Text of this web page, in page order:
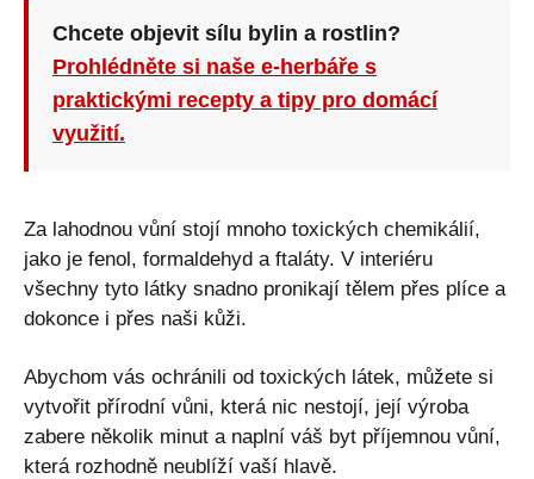
Chcete objevit sílu bylin a rostlin?
Prohlédněte si naše e-herbáře s
praktickými recepty a tipy pro domácí
využití.
Za lahodnou vůní stojí mnoho toxických chemikálií,
jako je fenol, formaldehyd a ftaláty. V interiéru
všechny tyto látky snadno pronikají tělem přes plíce a
dokonce i přes naši kůži.
Abychom vás ochránili od toxických látek, můžete si
vytvořit přírodní vůni, která nic nestojí, její výroba
zabere několik minut a naplní váš byt příjemnou vůní,
která rozhodně neublíží vaší hlavě.